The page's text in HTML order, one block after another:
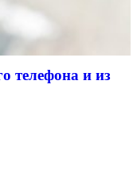
телефона и из